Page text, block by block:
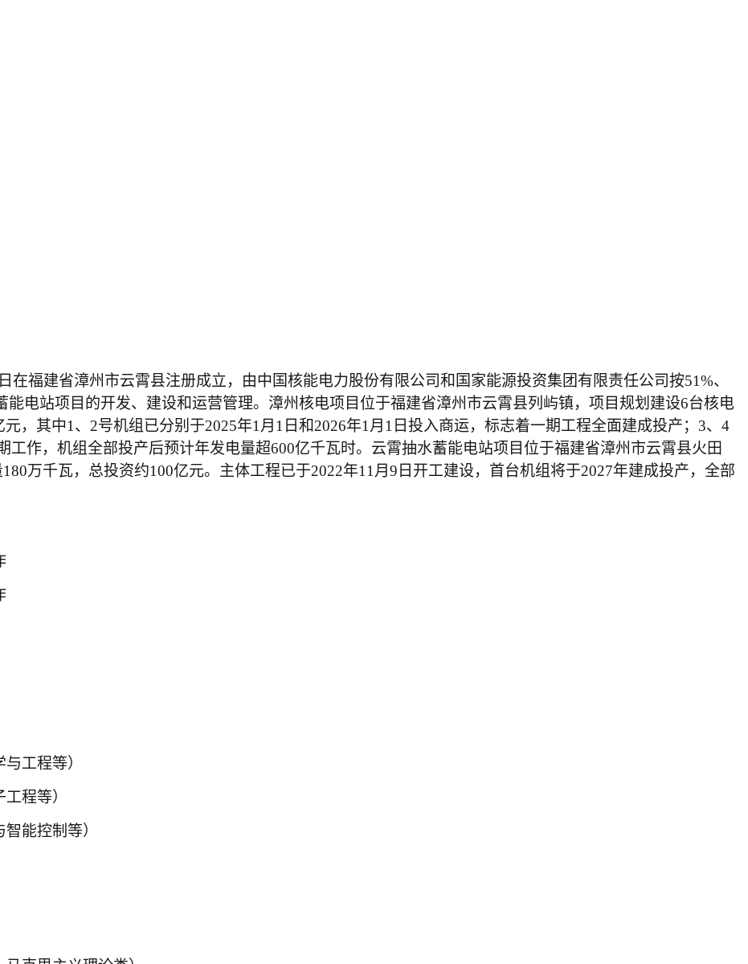
在福建省漳州市云霄县注册成立，由中国核能电力股份有限公司和国家能源投资集团有限责任公司按51%、
电站项目的开发、建设和运营管理。漳州核电项目位于福建省漳州市云霄县列屿镇，项目规划建设6台核电
元，其中1、2号机组已分别于2025年1月1日和2026年1月1日投入商运，标志着一期工程全面建成投产；3、4
工作， 机组全部投产后预计年发电量超600亿千瓦时。云霄抽水蓄能电站项目位于福建省漳州市云霄县火田
万千瓦，总投资约100亿元。主体工程已于2022年11月9日开工建设，首台机组将于2027年建成投产，全部
工程等）
程等）
能控制等）